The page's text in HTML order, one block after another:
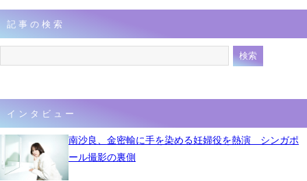
記事の検索
インタビュー
南沙良、金密輸に手を染める妊婦役を熱演 シンガポ
ール撮影の裏側